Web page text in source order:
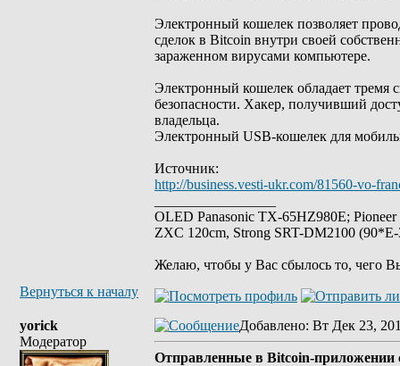
Электронный кошелек позволяет
сделок в Bitcoin внутри своей
зараженном вирусами компьютере.
Электронный кошелек обладает
безопасности. Хакер, получивший
владельца.
Электронный USB-кошелек для
Источник:
http://business.vesti-ukr.com/81560-vo-
OLED Panasonic TX-65HZ980E;
ZXC 120cm, Strong SRT-DM2100
Желаю, чтобы у Вас сбылось то, чего
Вернуться к началу
yorick
Модератор
Добавлено: Вт Дек 23,
Отправленные в Bitcoin-приложении